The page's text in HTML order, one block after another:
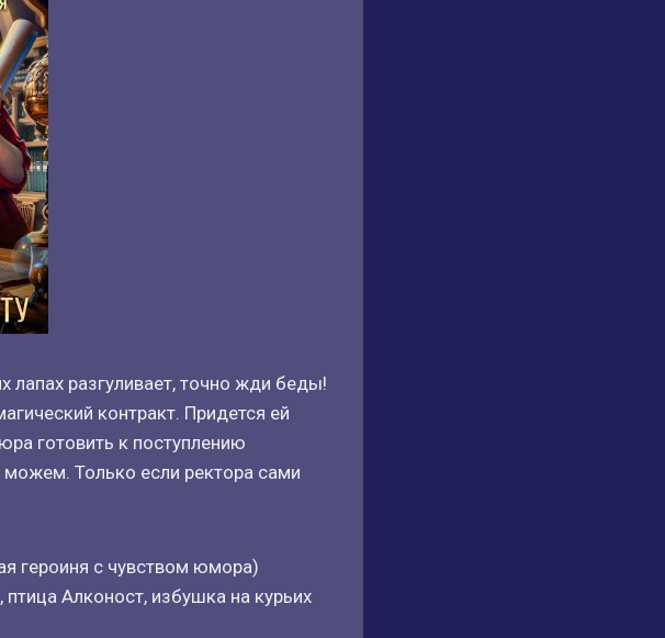
разгуливает, точно жди беды!
контракт. Придется ей
готовить к поступлению
Только если ректора сами
героиня с чувством юмора)
Алконост, избушка на курьих